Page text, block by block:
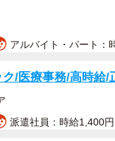
アルバイト・パート：
/医療事務/高時給/
派遣社員：時給1,400円